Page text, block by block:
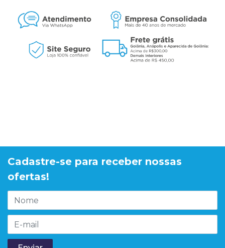
Cadastre-se para receber nossas
ofertas!